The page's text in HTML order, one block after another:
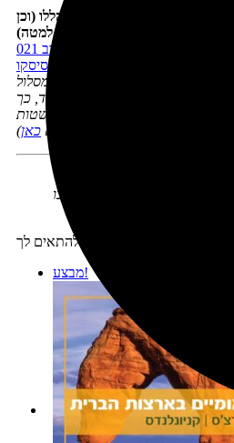
להיעזר בתוכניות הטיול הללו (וכן
תוכנית טיול מערב 021
תהיה בהכרח זהה במאה אחוז למסלול
אך היא תהיה דומה לו מאוד, כך
תוכן לימי הטיול בקלות ובפשטות
לראות תוכניות חינאמיות לדוגמא כאן)
שמורות לנטע דגני
אישי ובשום אופן אין לעשות בו
על בסיסו
מבצע!